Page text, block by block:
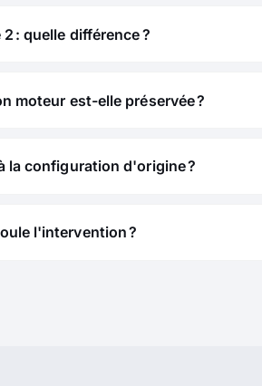
: quelle différence ?
moteur est-elle préservée ?
la configuration d'origine ?
l'intervention ?